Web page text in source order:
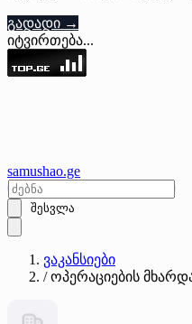
გადადი →
იტვირთება...
samushao.ge
შესვლა
ვაკანსიები
/ ოპერაციების